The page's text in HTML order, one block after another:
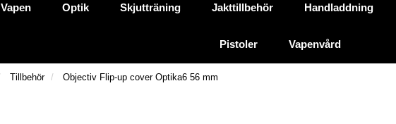
Vapen Optik Skjutträning Jakttillbehör Handladdning
Pistoler Vapenvård
Tillbehör Objectiv Flip-up cover Optika6 56 mm